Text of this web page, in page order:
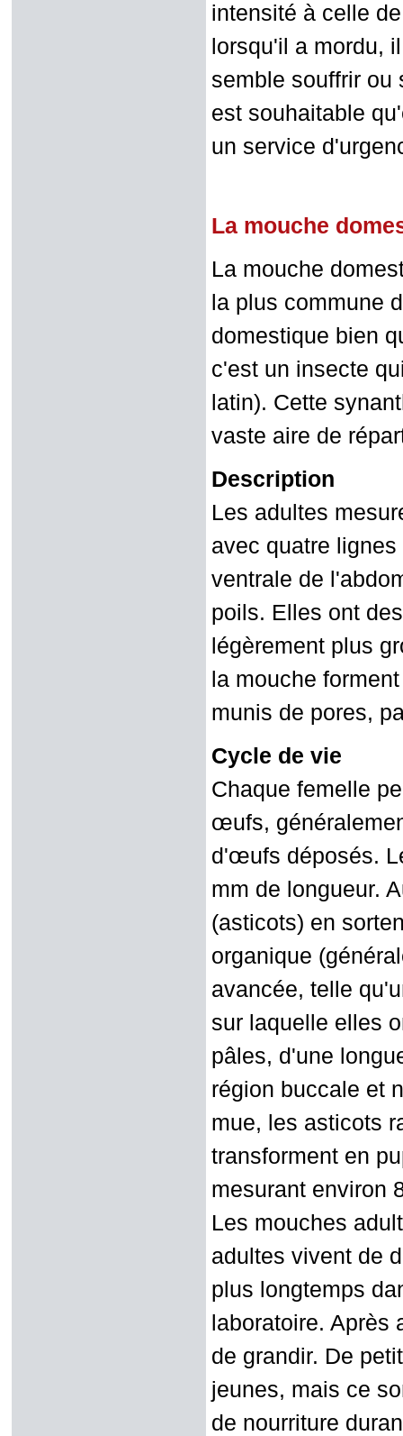
intensité à celle
lorsqu'il a mordu,
semble souffrir ou
est souhaitable
un service
La mouche
La mouche
la plus commune
domestique bien
c'est un insecte
latin). Cette
vaste aire de
Description
Les adultes
avec quatre
ventrale de
poils. Elles ont
légèrement plus
la mouche
munis de pores,
Cycle de vie
Chaque femelle
œufs,
d'œufs déposés.
mm de longueur.
(asticots) en
organique
avancée, telle
sur laquelle elles
pâles, d'une
région buccale et
mue, les asticots
transforment en
mesurant environ
Les mouches
adultes vivent de
plus longtemps
laboratoire.
de grandir. De
jeunes, mais ce
de nourriture